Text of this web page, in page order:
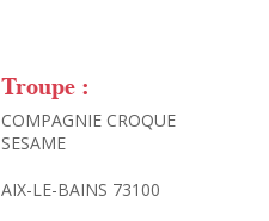
Troupe :
COMPAGNIE CROQUE
SESAME
AIX-LE-BAINS 73100